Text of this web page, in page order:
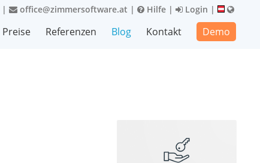
| office@zimmersoftware.at | Hilfe | Login |
Preise Referenzen Blog Kontakt Demo